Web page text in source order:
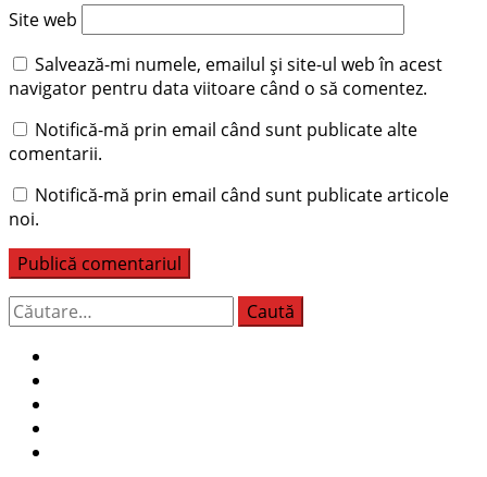
Site web
Salvează-mi numele, emailul și site-ul web în acest
navigator pentru data viitoare când o să comentez.
Notifică-mă prin email când sunt publicate alte
comentarii.
Notifică-mă prin email când sunt publicate articole
noi.
Caută
după: